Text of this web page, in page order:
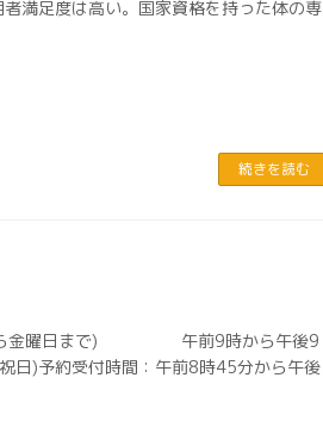
満足度は高い。国家資格を持った体の専
続きを読む
から金曜日まで) 午前9時から午後9
約受付時間：午前8時45分から午後